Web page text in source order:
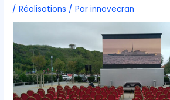
/Réalisations / Parinnovecran